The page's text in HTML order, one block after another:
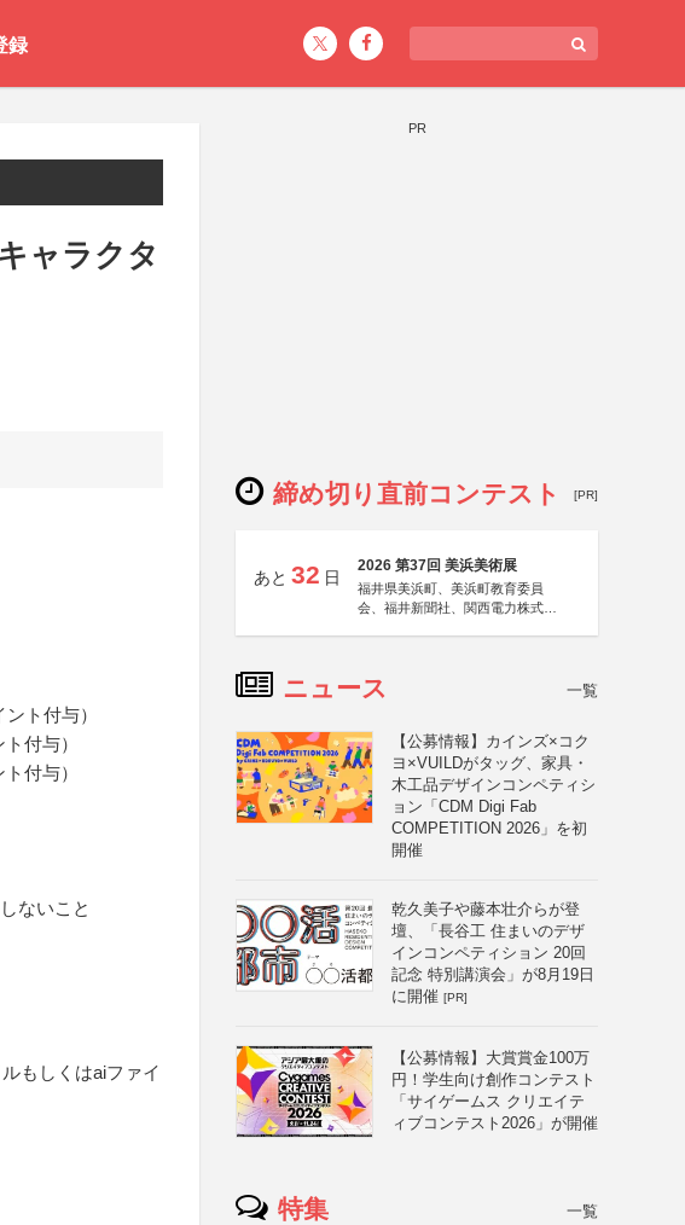
録
ャラクタ
ト付与）
付与）
付与）
ないこと
もしくはaiファイ
PR
締め切り直前コンテスト [PR]
あと 32 日
2026 第37回 美浜美術展
福井県美浜町、美浜町教育委員
会、福井新聞社、関西電力株式会
ニュース 一覧
【公募情報】カインズ×コク
ヨ×VUILDがタッグ、家具・
木工品デザインコンペティシ
ョン「CDM Digi Fab
COMPETITION 2026」を初
開催
乾久美子や藤本壮介らが登
壇、「長谷工 住まいのデザ
インコンペティション 20回
記念 特別講演会」が8月19日
に開催 [PR]
【公募情報】大賞賞金100万
円！学生向け創作コンテスト
「サイゲームス クリエイテ
ィブコンテスト2026」が開催
特集 一覧